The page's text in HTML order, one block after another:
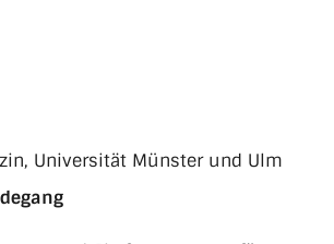
Universität Münster und Ulm